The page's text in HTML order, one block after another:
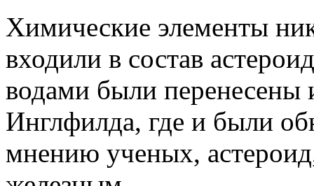
Химические элементы
входили в состав
водами были перенесены
Инглфилда, где и были
мнению ученых,